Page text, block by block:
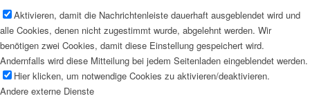
Aktivieren, damit die Nachrichtenleiste dauerhaft ausgeblendet wird und
alle Cookies, denen nicht zugestimmt wurde, abgelehnt werden. Wir
benötigen zwei Cookies, damit diese Einstellung gespeichert wird.
Andernfalls wird diese Mitteilung bei jedem Seitenladen eingeblendet werden.
Hier klicken, um notwendige Cookies zu aktivieren/deaktivieren.
Andere externe Dienste